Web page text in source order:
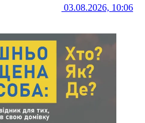
03.08.2026, 10:06